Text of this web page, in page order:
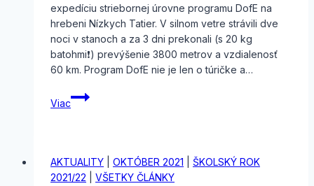
expedíciu striebornej úrovne programu DofE na
hrebeni Nízkych Tatier. V silnom vetre strávili dve
noci v stanoch a za 3 dni prekonali (s 20 kg
batohmi❗️) prevýšenie 3800 metrov a vzdialenosť
60 km. Program DofE nie je len o túričke a…
Viac
Dobrodružná
expedícia
AKTUALITY
OKTÓBER 2021
ŠKOLSKÝ ROK
2021/22
VŠETKY ČLÁNKY